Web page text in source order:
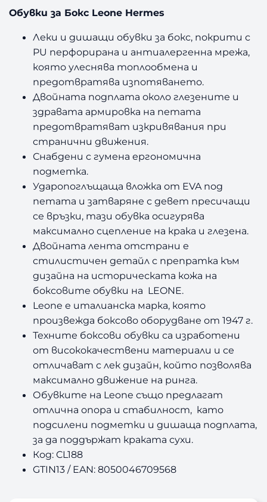
Обувки за Бокс Leone Hermes
Леки и дишащи обувки за бокс, покрити с
PU перфорирана и антиалергенна мрежа,
която улеснява топлообмена и
предотвратява изпотяването.
Двойната подплата около глезените и
здравата армировка на петата
предотвратяват изкривявания при
странични движения.
Снабдени с гумена ергономична
подметка.
Ударопоглъщаща вложка от EVA под
петата и затваряне с девет пресичащи
се връзки, тази обувка осигурява
максимално сцепление на крака и глезена.
Двойната лента отстрани е
стилистичен детайл с препратка към
дизайна на историческата кожа на
боксовите обувки на LEONE.
Leone е италианска марка, която
произвежда боксово оборудване от 1947 г.
Техните боксови обувки са изработени
от висококачествени материали и се
отличават с лек дизайн, който позволява
максимално движение на ринга.
Обувките на Leone също предлагат
отлична опора и стабилност, като
подсилени подметки и дишаща подплата,
за да поддържат краката сухи.
Код: CL188
GTIN13 / EAN: 8050046709568